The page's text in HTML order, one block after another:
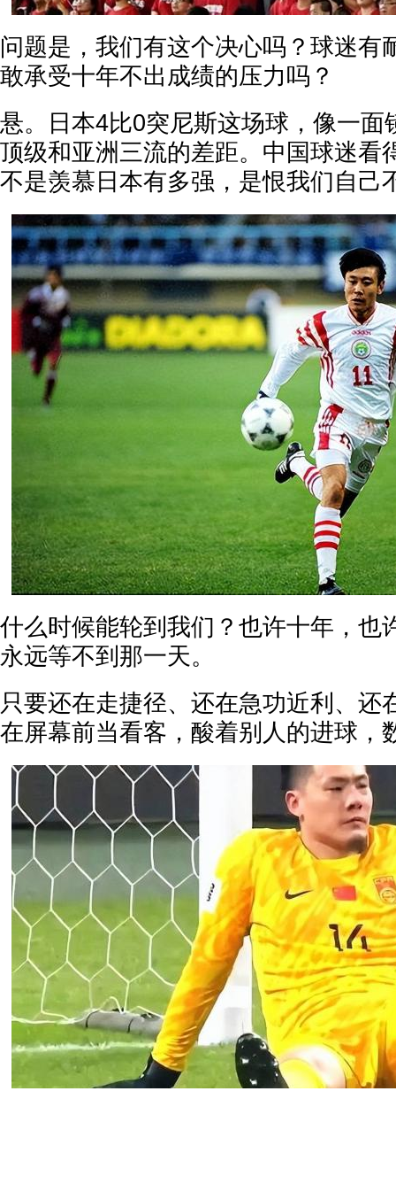
问题是，我们有这个决心吗？球迷有
敢承受十年不出成绩的压力吗？
悬。日本4比0突尼斯这场球，像一面
顶级和亚洲三流的差距。中国球迷看
不是羡慕日本有多强，是恨我们自己
什么时候能轮到我们？也许十年，
永远等不到那一天。
只要还在走捷径、还在急功近利、还
在屏幕前当看客，酸着别人的进球，